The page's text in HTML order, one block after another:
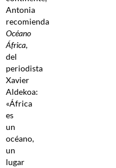
Antonia
recomienda
Océano
África,
del
periodista
Xavier
Aldekoa:
«África
es
un
océano,
un
lugar